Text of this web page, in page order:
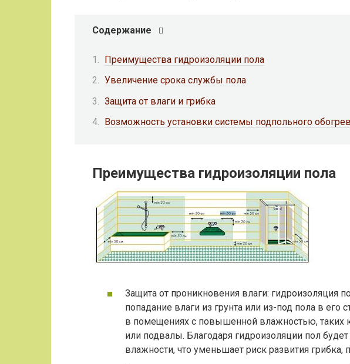
Содержание
Преимущества гидроизоляции пола
Увеличение срока службы пола
Защита от влаги и грибка
Возможность установки системы подпольного
Преимущества гидроизоляции пола
Защита от проникновения влаги: гидроизоляция
попадание влаги из грунта или из-под пола в его
в помещениях с повышенной влажностью, таких
или подвалы. Благодаря гидроизоляции пол
влажности, что уменьшает риск развития грибка,